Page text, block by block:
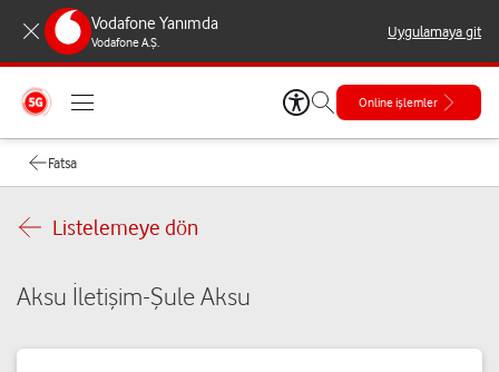
Vodafone Yanımda
Vodafone A.Ş.
Uygulamaya git
Online işlemler
Fatsa
Listelemeye dön
Aksu İletişim-Şule Aksu